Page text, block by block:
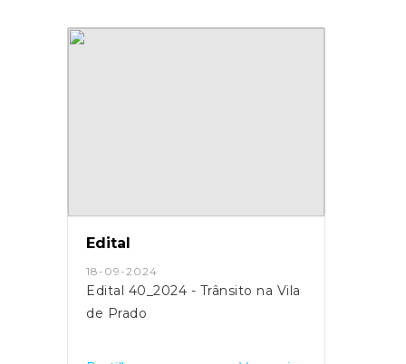
Edital
18-09-2024
Edital 40_2024 - Trânsito na Vila
de Prado